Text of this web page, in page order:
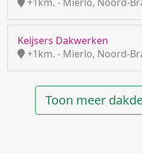
Keijsers Dakwerken
+1km. - Mierlo, Noord-
Toon meer